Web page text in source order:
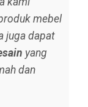
mebel
juga dapat
yang
dan